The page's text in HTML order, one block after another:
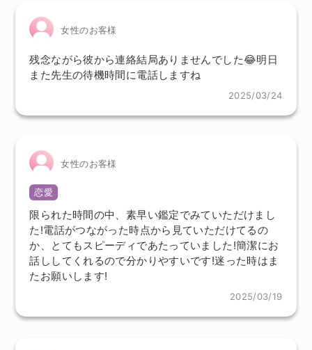
女性のお客様
残念ながら彼から連絡結局ありませんでした😂明日
また先生の待機時間に電話しますね
2025/03/24
女性のお客様
恋愛
限られた時間の中、素早い鑑定でみていただけまし
た!電話がつながった時点から見ていただけてるの
か、とてもスピーディであたっていました!簡潔にお
話ししてくれるので分かりやすいです!迷った時はま
たお願いします!
2025/03/19